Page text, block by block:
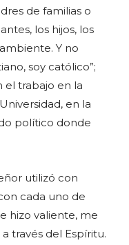
de familias o
los hijos, los
Y no
soy católico”;
el trabajo en la
en la
político donde
utilizó con
cada uno de
hizo valiente, me
través del Espíritu.